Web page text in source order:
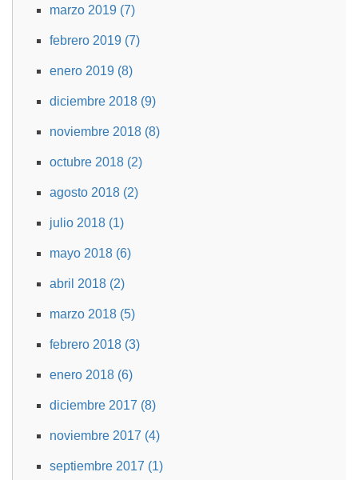
marzo 2019 (7)
febrero 2019 (7)
enero 2019 (8)
diciembre 2018 (9)
noviembre 2018 (8)
octubre 2018 (2)
agosto 2018 (2)
julio 2018 (1)
mayo 2018 (6)
abril 2018 (2)
marzo 2018 (5)
febrero 2018 (3)
enero 2018 (6)
diciembre 2017 (8)
noviembre 2017 (4)
septiembre 2017 (1)